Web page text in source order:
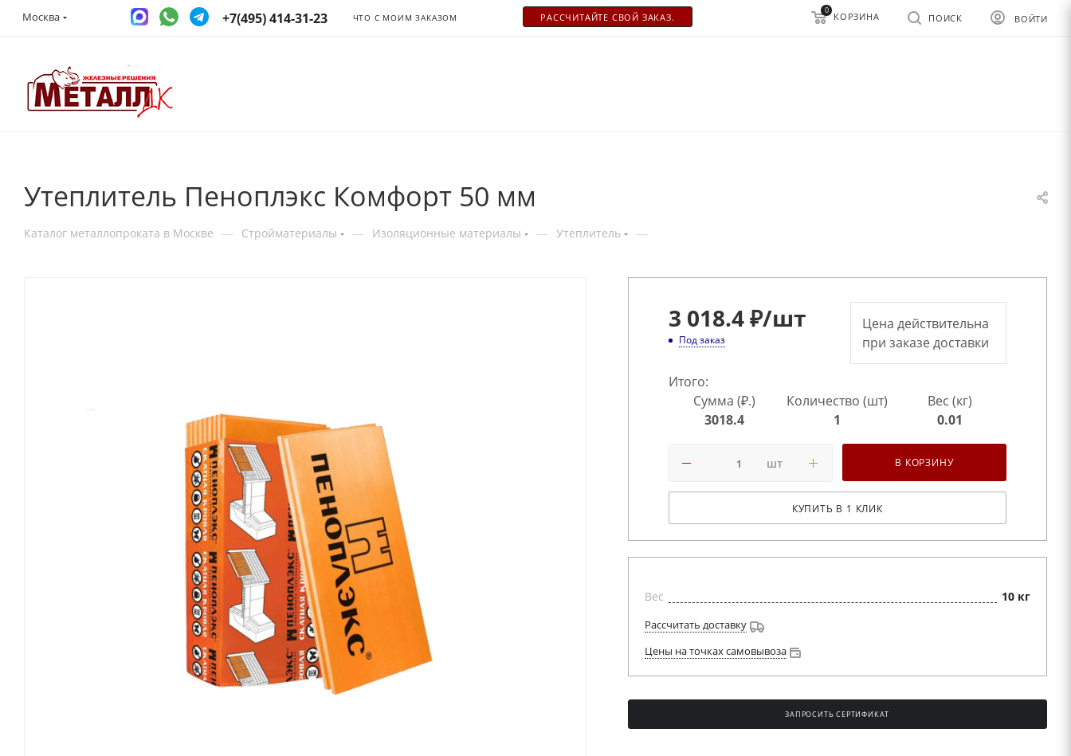
Москва +7(495) 414-31-23 ЧТО С МОИМ ЗАКАЗОМ РАСCЧИТАЙТЕ СВОЙ ЗАКАЗ. ВОЙТИ
ПОИСК
0
КОРЗИНА
Утеплитель Пеноплэкс Комфорт 50 мм
Каталог металлопроката в Москве — Стройматериалы — Изоляционные материалы — Утеплитель —
3 018.4 ₽/шт
Под заказ
Цена действительна
при заказе доставки
Итого:
Сумма (₽.)
3018.4
Количество (шт)
1
Вес (кг)
0.01
шт В КОРЗИНУ
КУПИТЬ В 1 КЛИК
Вес 10 кг
Рассчитать доставку
Цены на точках самовывоза
ЗАПРОСИТЬ СЕРТИФИКАТ